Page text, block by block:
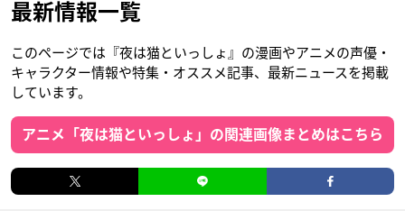
最新情報一覧
このページでは『夜は猫といっしょ』の漫画やアニメの声優・
キャラクター情報や特集・オススメ記事、最新ニュースを掲載
しています。
アニメ「夜は猫といっしょ」の関連画像まとめはこちら